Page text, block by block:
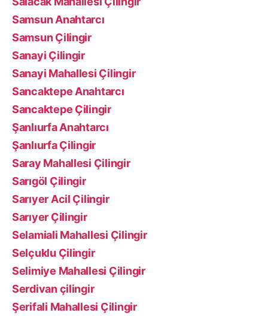
Samsun Anahtarcı
Samsun Çilingir
Sanayi Çilingir
Sanayi Mahallesi Çilingir
Sancaktepe Anahtarcı
Sancaktepe Çilingir
Şanlıurfa Anahtarcı
Şanlıurfa Çilingir
Saray Mahallesi Çilingir
Sarıgöl Çilingir
Sarıyer Acil Çilingir
Sarıyer Çilingir
Selamiali Mahallesi Çilingir
Selçuklu Çilingir
Selimiye Mahallesi Çilingir
Serdivan çilingir
Şerifali Mahallesi Çilingir